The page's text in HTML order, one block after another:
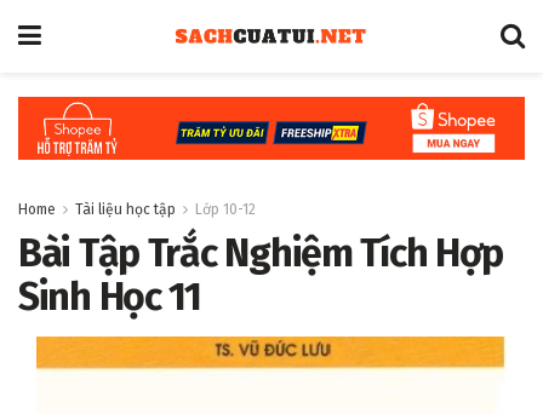
Home Tài liệu học tập Lớp 10-12
Bài Tập Trắc Nghiệm Tích Hợp
Sinh Học 11